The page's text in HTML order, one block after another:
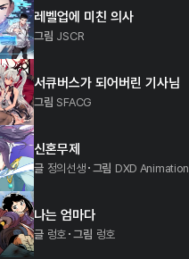
레벨업에 미친 의사
그림 JSCR
서큐버스가 되어버린 기사님
그림 SFACG
신혼무제
글 정의선생 그림 DXD Animation
나는 엄마다
글 렁호 그림 렁호